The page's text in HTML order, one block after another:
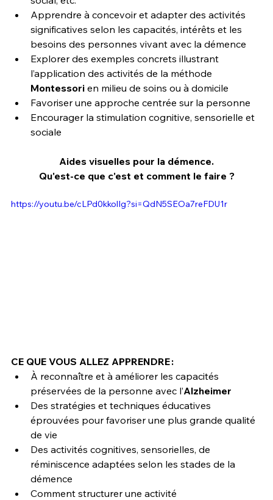
Apprendre à concevoir et adapter des activités
significatives selon les capacités, intérêts et les
besoins des personnes vivant avec la démence
Explorer des exemples concrets illustrant
l’application des activités de la méthode
Montessori en milieu de soins ou à domicile
Favoriser une approche centrée sur la personne
Encourager la stimulation cognitive, sensorielle et
sociale
Aides visuelles pour la démence.
Qu'est-ce que c'est et comment le faire ?
https://youtu.be/cLPd0kkolIg?si=QdN5SEOa7reFDU1r
CE QUE VOUS ALLEZ APPRENDRE :
À reconnaître et à améliorer les capacités
préservées de la personne avec l’Alzheimer
Des stratégies et techniques éducatives
éprouvées pour favoriser une plus grande qualité
de vie
Des activités cognitives, sensorielles, de
réminiscence adaptées selon les stades de la
démence
Comment structurer une activité